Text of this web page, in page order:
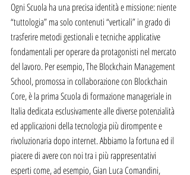
Ogni Scuola ha una precisa identità e missione: niente
“tuttologia” ma solo contenuti “verticali” in grado di
trasferire metodi gestionali e tecniche applicative
fondamentali per operare da protagonisti nel mercato
del lavoro. Per esempio, The Blockchain Management
School, promossa in collaborazione con Blockchain
Core, è la prima Scuola di formazione manageriale in
Italia dedicata esclusivamente alle diverse potenzialità
ed applicazioni della tecnologia più dirompente e
rivoluzionaria dopo internet. Abbiamo la fortuna ed il
piacere di avere con noi tra i più rappresentativi
esperti come, ad esempio, Gian Luca Comandini,